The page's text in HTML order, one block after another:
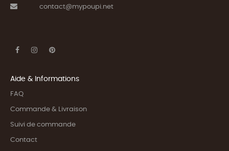
contact@mypoupi.net
Aide & Informations
FAQ
Commande & Livraison
Suivi de commande
Contact